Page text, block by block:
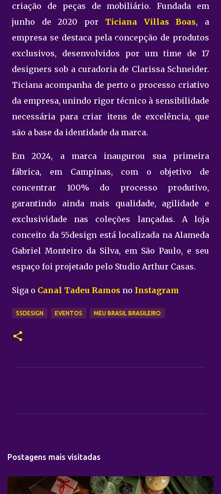
criação de peças de mobiliário. Fundada em
junho de 2020 por Ticiana Villas Boas, a
empresa se destaca pela concepção de produtos
exclusivos, desenvolvidos por um time de 17
designers sob a curadoria de Clarissa Schneider.
Ticiana acompanha de perto o processo criativo
da empresa, unindo rigor técnico à sensibilidade
necessária para criar itens de excelência, que
são a base da identidade da marca.
Em 2024, a marca inaugurou sua primeira
fábrica, em Campinas, com o objetivo de
concentrar 100% do processo produtivo,
garantindo ainda mais qualidade, agilidade e
exclusividade nas coleções lançadas. A loja
conceito da 55design está localizada na Alameda
Gabriel Monteiro da Silva, em São Paulo, e seu
espaço foi projetado pelo Studio Arthur Casas.
Siga o Canal Tadeu Ramos no Instagram
55DESIGN EVENTOS MEU BRASIL BRASILEIRO
r
Postagens mais visitadas